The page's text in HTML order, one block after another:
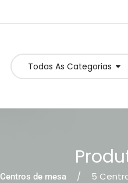
Todas As Categorias
Centros de mesa 5